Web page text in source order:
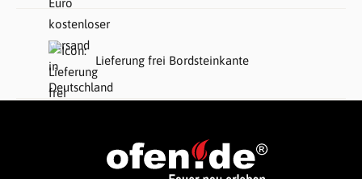
Lieferung frei Bordsteinkante